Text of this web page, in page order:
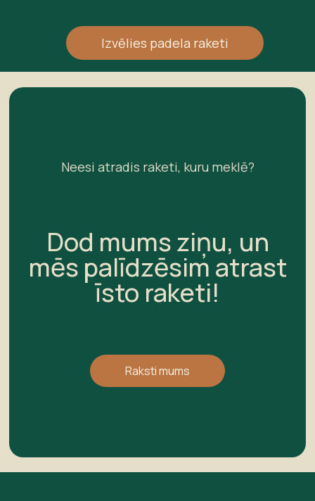
Izvēlies padela raketi
Neesi atradis raketi, kuru meklē?
Dod mums ziņu, un
mēs palīdzēsim atrast
īsto raketi!
Raksti mums